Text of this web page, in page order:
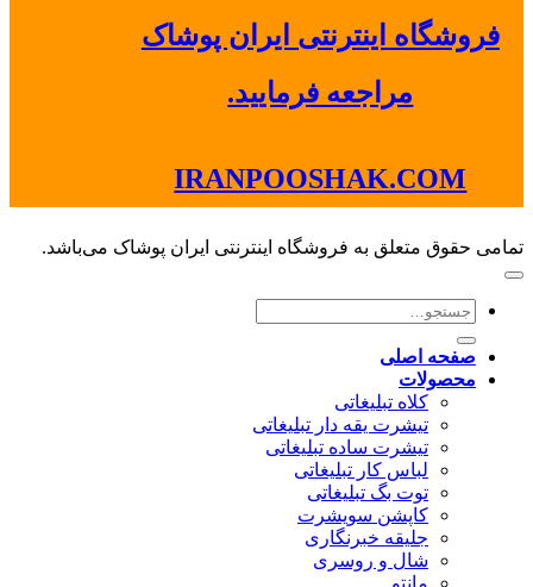
فروشگاه اینترنتی ایران پوشاک
مراجعه فرمایید.
IRANPOOSHAK.COM
تمامی حقوق متعلق به فروشگاه اینترنتی ایران پوشاک می‌باشد.
جستجو
صفحه اصلی
محصولات
کلاه تبلیغاتی
تیشرت یقه دار تبلیغاتی
تیشرت ساده تبلیغاتی
لباس کار تبلیغاتی
توت بگ تبلیغاتی
کاپشن سویشرت
جلیقه خبرنگاری
شال و روسری